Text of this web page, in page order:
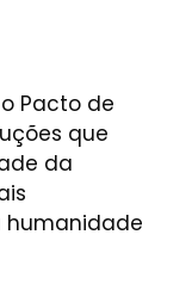
Pacto de
que
da
humanidade